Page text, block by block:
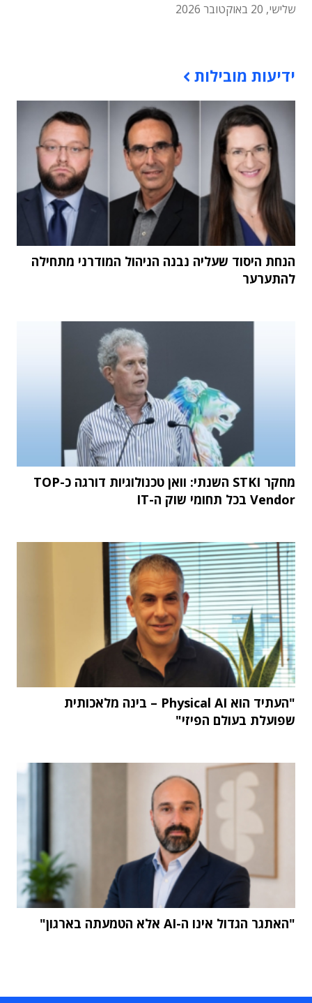
שלישי, 20 באוקטובר 2026
ידיעות מובילות
הנחת היסוד שעליה נבנה הניהול המודרני מתחילה
להתערער
מחקר STKI השנתי: וואן טכנולוגיות דורגה כ-TOP
Vendor בכל תחומי שוק ה-IT
"העתיד הוא Physical AI – בינה מלאכותית
שפועלת בעולם הפיזי"
"האתגר הגדול אינו ה-AI אלא הטמעתה בארגון"